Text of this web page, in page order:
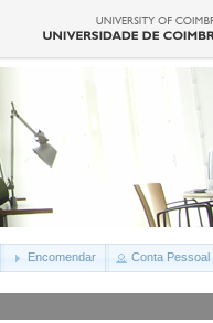
Encomendar Conta Pessoal